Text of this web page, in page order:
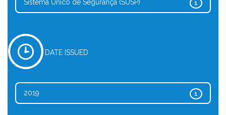
1
Sistema Único de Segurança (SUSP)
DATE ISSUED
1
2019